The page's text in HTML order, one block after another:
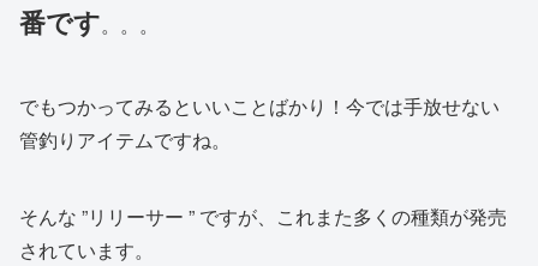
番です。。。
でもつかってみるといいことばかり！今では手放せない
管釣りアイテムですね。
そんな ”リリーサー ” ですが、これまた多くの種類が発売
されています。